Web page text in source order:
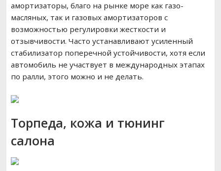
амортизаторы, благо на рынке море как газо-
масляных, так и газовых амортизаторов с
возможностью регулировки жесткости и
отзывчивости. Часто устанавливают усиленный
стабилизатор поперечной устойчивости, хотя если
автомобиль не участвует в международных этапах
по ралли, этого можно и не делать.
Торпеда, кожа и тюнинг
салона